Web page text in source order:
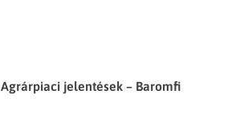
Agrárpiaci jelentések – Baromfi